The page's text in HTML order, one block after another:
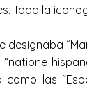
Toda la
las